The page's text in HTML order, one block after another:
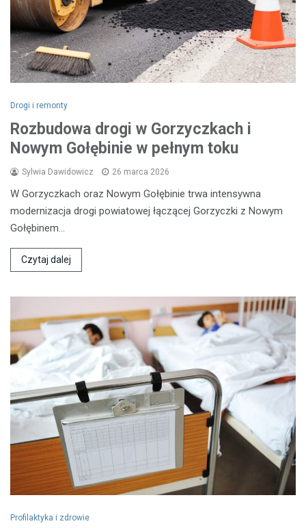
Drogi i remonty
Rozbudowa drogi w Gorzyczkach i
Nowym Gołębinie w pełnym toku
Sylwia Dawidowicz 26 marca 2026
W Gorzyczkach oraz Nowym Gołębinie trwa intensywna
modernizacja drogi powiatowej łączącej Gorzyczki z Nowym
Gołębinem…
Czytaj dalej
Profilaktyka i zdrowie